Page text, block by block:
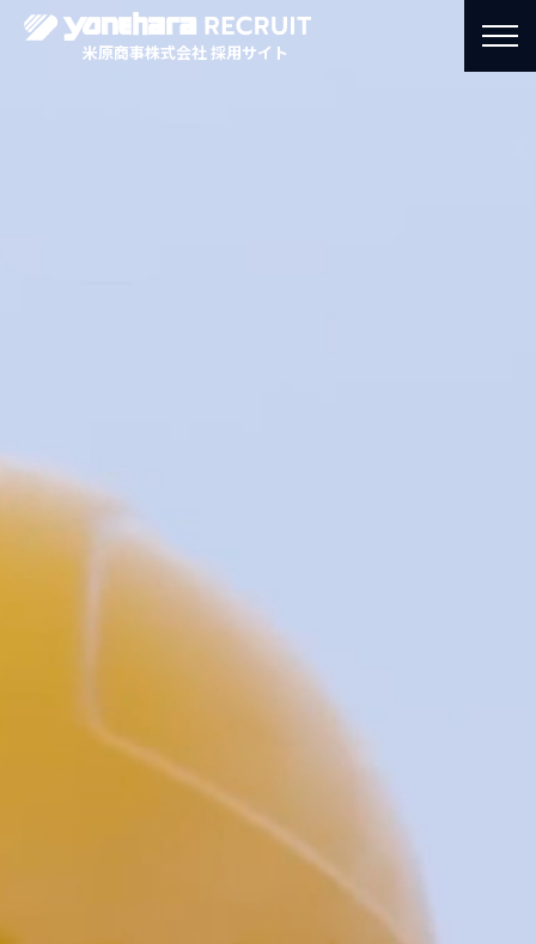
米原商事株式会社 採用サイト